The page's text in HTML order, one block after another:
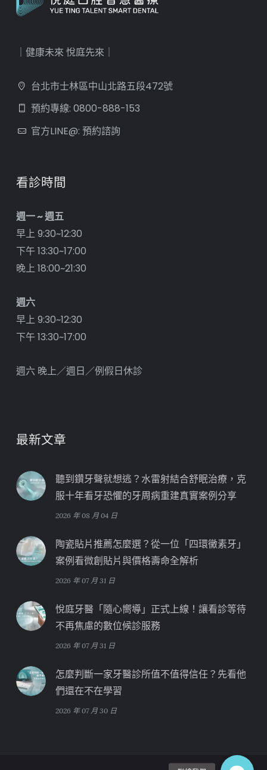
｜健康未來 悅庭先來｜
台北市士林區中山北路五段472號
預約專線: 0800-888-153
官方LINE@: 預約諮詢
看診時間
週一 ~ 週五
早上 9:30~12:30
下午 13:30~17:00
晚上 18:00~21:30
週六
早上 9:30~12:30
下午 13:30~17:00
週六 晚上／週日／例假日休診
最新文章
聽到鑽牙聲就想逃？水雷射結合舒眠治療，克
服十年看牙恐懼的牙周病重建真實案例分享
2026 年 08 月 04 日
陶瓷貼片推薦怎麼選？從一位「四環黴素牙」
案例看微創貼片與價格壽命全解析
2026 年 07 月 31 日
悅庭牙醫「隨心嚮導」正式上線！讓看診等待
不再焦慮的數位候診服務
2026 年 07 月 31 日
怎麼判斷一家牙醫診所值不值得信任？先看他
們還在不在學習
2026 年 07 月 30 日